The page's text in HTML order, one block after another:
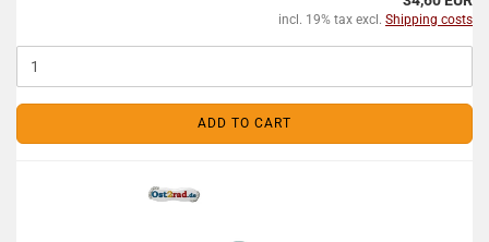
incl. 19% tax excl. Shipping costs
ADD TO CART